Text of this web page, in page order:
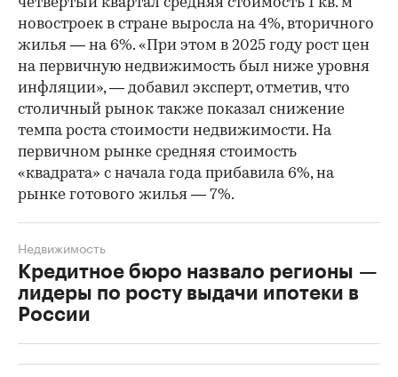
новостроек в стране выросла на 4%, вторичного
жилья — на 6%. «При этом в 2025 году рост цен
на первичную недвижимость был ниже уровня
инфляции», — добавил эксперт, отметив, что
столичный рынок также показал снижение
темпа роста стоимости недвижимости. На
первичном рынке средняя стоимость
«квадрата» с начала года прибавила 6%, на
рынке готового жилья — 7%.
Кредитное бюро назвало регионы —
лидеры по росту выдачи ипотеки в
России
Недвижимость